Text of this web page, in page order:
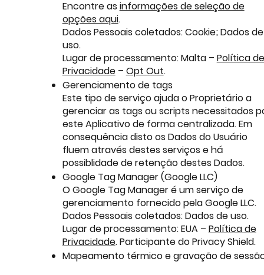
Encontre as informações de seleção de
opções aqui.
Dados Pessoais coletados: Cookie; Dados de
uso.
Lugar de processamento: Malta – Política de
Privacidade– Opt Out.
Gerenciamento de tags
Este tipo de serviço ajuda o Proprietário a
gerenciar as tags ou scripts necessitados
este Aplicativo de forma centralizada. Em
consequência disto os Dados do Usuário
fluem através destes serviços e há
possiblidade de retenção destes Dados.
Google Tag Manager (Google LLC)
O Google Tag Manager é um serviço de
gerenciamento fornecido pela Google LLC.
Dados Pessoais coletados: Dados de uso.
Lugar de processamento: EUA – Política de
Privacidade. Participante do Privacy Shield.
Mapeamento térmico e gravação de